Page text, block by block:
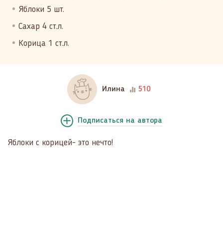
Яблоки 5 шт.
Сахар 4 ст.л.
Корица 1 ст.л.
Илина 510
Подписаться на автора
Яблоки с корицей- это нечто!